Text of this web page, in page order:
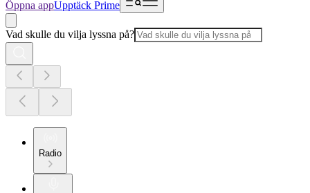
Öppna appUpptäck Prime
Vad skulle du vilja lyssna på?
Radio